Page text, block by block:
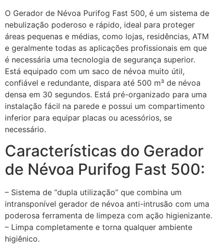
O Gerador de Névoa Purifog Fast 500, é um sistema de
nebulização poderoso e rápido, ideal para proteger
áreas pequenas e médias, como lojas, residências, ATM
e geralmente todas as aplicações profissionais em que
é necessária uma tecnologia de segurança superior.
Está equipado com um saco de névoa muito útil,
confiável e redundante, dispara até 500 m³ de névoa
densa em 30 segundos. Está pré-organizado para uma
instalação fácil na parede e possui um compartimento
inferior para equipar placas ou acessórios, se
necessário.
Características do Gerador
de Névoa Purifog Fast 500:
– Sistema de “dupla utilização” que combina um
intransponível gerador de névoa anti-intrusão com uma
poderosa ferramenta de limpeza com ação higienizante.
– Limpa completamente e torna qualquer ambiente
higiênico.